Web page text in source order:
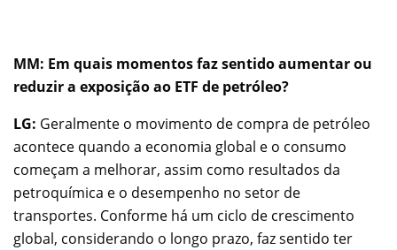
MM: Em quais momentos faz sentido aumentar ou
reduzir a exposição ao ETF de petróleo?
LG: Geralmente o movimento de compra de petróleo
acontece quando a economia global e o consumo
começam a melhorar, assim como resultados da
petroquímica e o desempenho no setor de
transportes. Conforme há um ciclo de crescimento
global, considerando o longo prazo, faz sentido ter